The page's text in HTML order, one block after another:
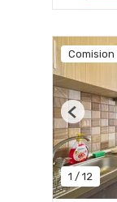
Comision
1 / 12
Previous